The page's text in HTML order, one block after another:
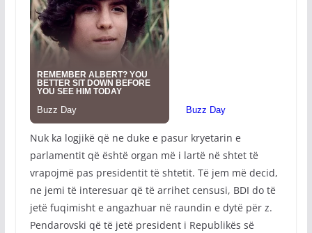
Nuk ka logjikë që ne duke e pasur kryetarin e
parlamentit që është organ më i lartë në shtet të
vrapojmë pas presidentit të shtetit. Të jem më decid,
ne jemi të interesuar që të arrihet censusi, BDI do të
jetë fuqimisht e angazhuar në raundin e dytë për z.
Pendarovski që të jetë president i Republikës së